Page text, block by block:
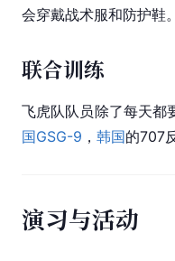
会穿戴战术服和防护鞋
联合训练
飞虎队队员除了每天都
国GSG-9 ， 韩国的707
演习与活动